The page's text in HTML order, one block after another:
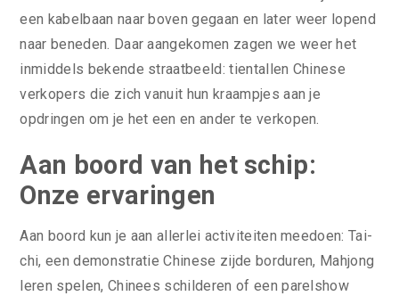
een kabelbaan naar boven gegaan en later weer lopend
naar beneden. Daar aangekomen zagen we weer het
inmiddels bekende straatbeeld: tientallen Chinese
verkopers die zich vanuit hun kraampjes aan je
opdringen om je het een en ander te verkopen.
Aan boord van het schip:
Onze ervaringen
Aan boord kun je aan allerlei activiteiten meedoen: Tai-
chi, een demonstratie Chinese zijde borduren, Mahjong
leren spelen, Chinees schilderen of een parelshow